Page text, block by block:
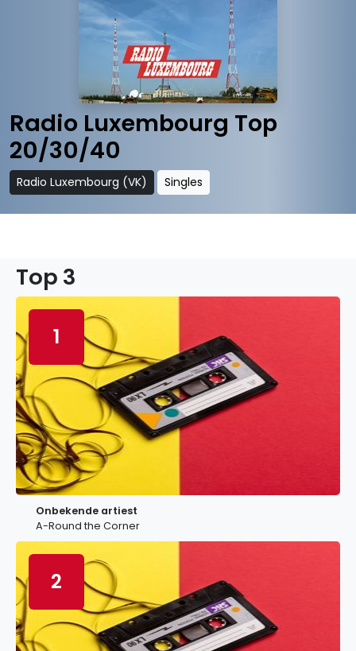
Radio Luxembourg Top
20/30/40
Radio Luxembourg (VK) Singles
Top 3
1
Onbekende artiest
A-Round the Corner
2